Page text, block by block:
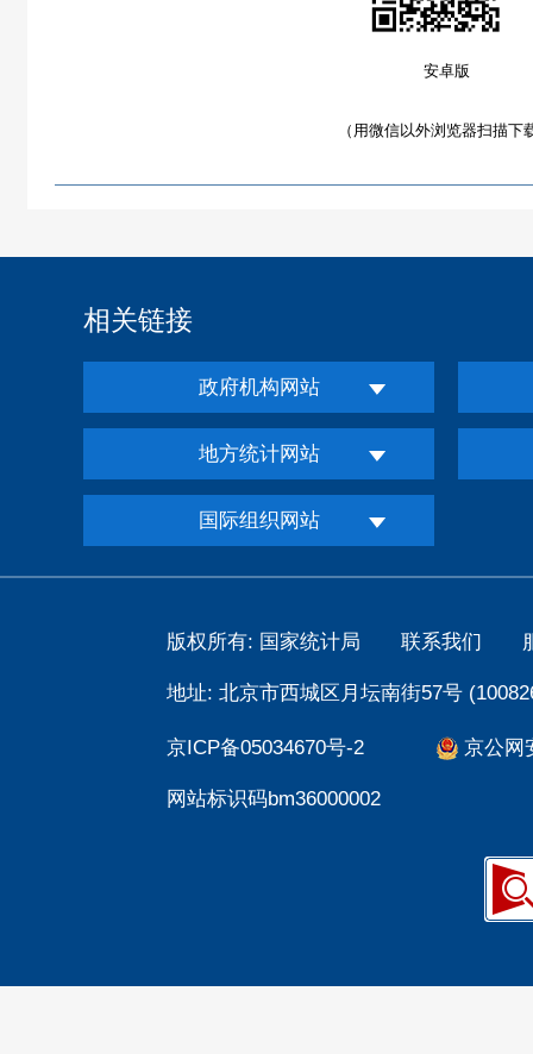
安卓版
（用微信以外浏览器扫描下
相关链接
政府机构网站
地方统计网站
国际组织网站
版权所有: 国家统计局 联系我们
地址: 北京市西城区月坛南街57号
京ICP备05034670号-2 京公网
网站标识码bm36000002